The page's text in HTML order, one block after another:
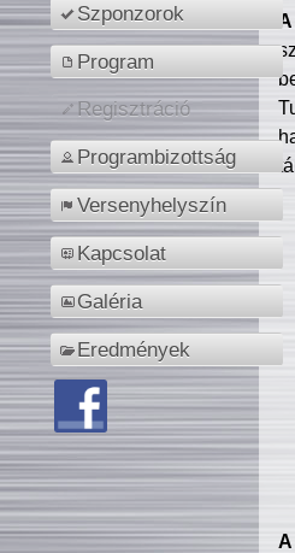
Szponzorok
Program
Regisztráció
Programbizottság
Versenyhelyszín
Kapcsolat
Galéria
Eredmények